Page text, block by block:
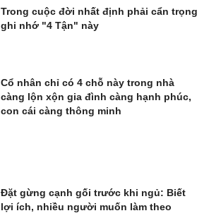
Trong cuộc đời nhất định phải cẩn trọng
ghi nhớ "4 Tận" này
Cổ nhân chỉ có 4 chỗ này trong nhà
càng lộn xộn gia đình càng hạnh phúc,
con cái càng thông minh
Đặt gừng cạnh gối trước khi ngủ: Biết
lợi ích, nhiều người muốn làm theo